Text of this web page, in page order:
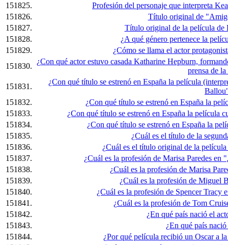
151825.
Profesión del personaje que interpreta
151826.
Título original de
151827.
Título original de la película de
151828.
¿A qué género pertenece la
151829.
¿Cómo se llama el actor
151830.
¿Con qué actor estuvo casada Katharine Hepburn,
prensa de la
151831.
¿Con qué título se estrenó en España la película
151832.
¿Con qué título se estrenó en España la
151833.
¿Con qué título se estrenó en España la
151834.
¿Con qué título se estrenó en España la
151835.
¿Cuál es el título de la
151836.
¿Cuál es el título original de la
151837.
¿Cuál es la profesión de Marisa Paredes en
151838.
¿Cuál es la profesión de Marisa
151839.
¿Cuál es la profesión de Miguel
151840.
¿Cuál es la profesión de Spencer
151841.
¿Cuál es la profesión de Tom
151842.
¿En qué país nació el
151843.
¿En qué país
151844.
¿Por qué película recibió un Oscar a